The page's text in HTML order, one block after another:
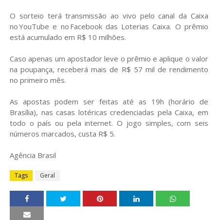
O sorteio terá transmissão ao vivo pelo canal da Caixa
no YouTube e no Facebook das Loterias Caixa. O prêmio
está acumulado em R$ 10 milhões.
Caso apenas um apostador leve o prêmio e aplique o valor
na poupança, receberá mais de R$ 57 mil de rendimento
no primeiro mês.
As apostas podem ser feitas até as 19h (horário de
Brasília), nas casas lotéricas credenciadas pela Caixa, em
todo o país ou pela internet. O jogo simples, com seis
números marcados, custa R$ 5.
Agência Brasil
Tags Geral